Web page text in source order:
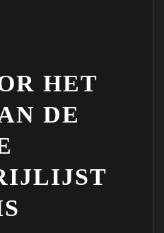
HET
DE